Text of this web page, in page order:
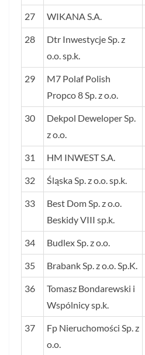
27 WIKANA S.A.
28
Dtr Inwestycje Sp. z
o.o. sp.k.
29
M7 Polaf Polish
Propco 8 Sp. z o.o.
30
Dekpol Deweloper Sp.
z o.o.
31 HM INWEST S.A.
32 Śląska Sp. z o.o. sp.k.
33
Best Dom Sp. z o.o.
Beskidy VIII sp.k.
34 Budlex Sp. z o.o.
35 Brabank Sp. z o.o. Sp.K.
36
Tomasz Bondarewski i
Wspólnicy sp.k.
37
Fp Nieruchomości Sp. z
o.o.